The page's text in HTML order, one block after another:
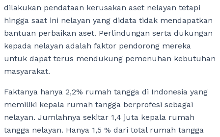
dilakukan pendataan kerusakan aset nelayan tetapi
hingga saat ini nelayan yang didata tidak mendapatkan
bantuan perbaikan aset. Perlindungan serta dukungan
kepada nelayan adalah faktor pendorong mereka
untuk dapat terus mendukung pemenuhan kebutuhan
masyarakat.
Faktanya hanya 2,2% rumah tangga di Indonesia yang
memiliki kepala rumah tangga berprofesi sebagai
nelayan. Jumlahnya sekitar 1,4 juta kepala rumah
tangga nelayan. Hanya 1,5 % dari total rumah tangga